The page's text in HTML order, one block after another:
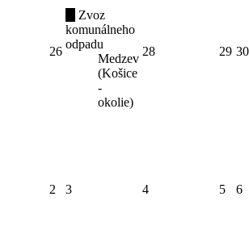
26
Zvoz
komunálneho
odpadu
Medzev
(Košice
-
okolie)
28 29 30
2 3 4 5 6